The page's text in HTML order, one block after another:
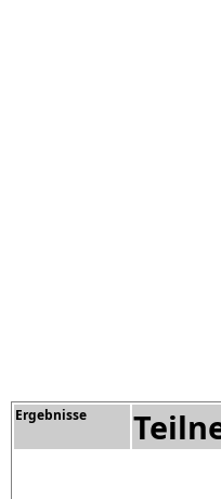
Ergebnisse